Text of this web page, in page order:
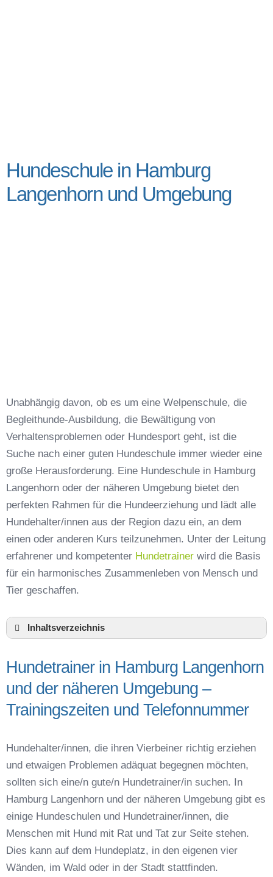
Hundeschule in Hamburg
Langenhorn und Umgebung
Unabhängig davon, ob es um eine Welpenschule, die
Begleithunde-Ausbildung, die Bewältigung von
Verhaltensproblemen oder Hundesport geht, ist die
Suche nach einer guten Hundeschule immer wieder eine
große Herausforderung. Eine Hundeschule in Hamburg
Langenhorn oder der näheren Umgebung bietet den
perfekten Rahmen für die Hundeerziehung und lädt alle
Hundehalter/innen aus der Region dazu ein, an dem
einen oder anderen Kurs teilzunehmen. Unter der Leitung
erfahrener und kompetenter Hundetrainer wird die Basis
für ein harmonisches Zusammenleben von Mensch und
Tier geschaffen.
Inhaltsverzeichnis
Umgebung
Hundetrainer in Hamburg Langenhorn und der
näheren Umgebung – Trainingszeiten und
Telefonnummer
Das macht einen guten Hundetrainer aus
Online-Test
Hundetrainer Ausbildung in Hamburg
Langenhorn oder online
Hundezubehör für das Training und
Hundespielzeug zur Beschäftigung
Preisvergleich der Hundeschulen in Hamburg
Hundeschulen vs. Hundesportvereine in
Hamburg Langenhorn
Hundetrainer in Hamburg Langenhorn
und der näheren Umgebung –
Trainingszeiten und Telefonnummer
Hundehalter/innen, die ihren Vierbeiner richtig erziehen
und etwaigen Problemen adäquat begegnen möchten,
sollten sich eine/n gute/n Hundetrainer/in suchen. In
Hamburg Langenhorn und der näheren Umgebung gibt es
einige Hundeschulen und Hundetrainer/innen, die
Menschen mit Hund mit Rat und Tat zur Seite stehen.
Dies kann auf dem Hundeplatz, in den eigenen vier
Wänden, im Wald oder in der Stadt stattfinden.